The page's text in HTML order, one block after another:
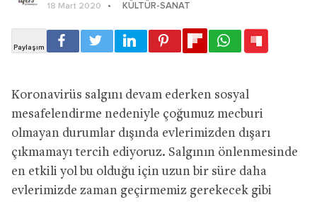
18 Mart 2020 KÜLTÜR-SANAT
Koronavirüs salgını devam ederken sosyal
mesafelendirme nedeniyle çoğumuz mecburi
olmayan durumlar dışında evlerimizden dışarı
çıkmamayı tercih ediyoruz. Salgının önlenmesinde
en etkili yol bu olduğu için uzun bir süre daha
evlerimizde zaman geçirmemiz gerekecek gibi